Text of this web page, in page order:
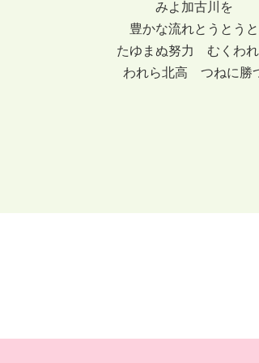
みよ加古川を
豊かな流れとうとうと
たゆまぬ努力 むくわれ
われら北高 つねに勝